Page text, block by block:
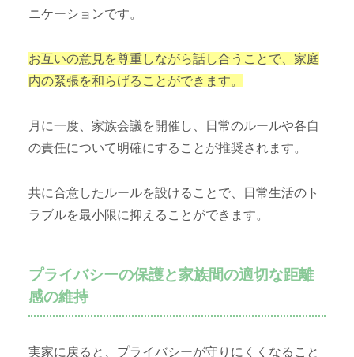
ニケーションです。
お互いの意見を尊重しながら話し合うことで、家庭
内の緊張を和らげることができます。
月に一度、家族会議を開催し、日常のルールや各自
の責任について明確にすることが推奨されます。
共に合意したルールを設けることで、日常生活のト
ラブルを最小限に抑えることができます。
プライバシーの保護と家族間の適切な距離
感の維持
実家に戻ると、プライバシーが守りにくくなること